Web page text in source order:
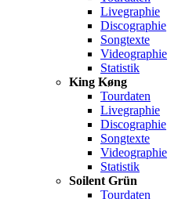
Livegraphie
Discographie
Songtexte
Videographie
Statistik
King Køng
Tourdaten
Livegraphie
Discographie
Songtexte
Videographie
Statistik
Soilent Grün
Tourdaten